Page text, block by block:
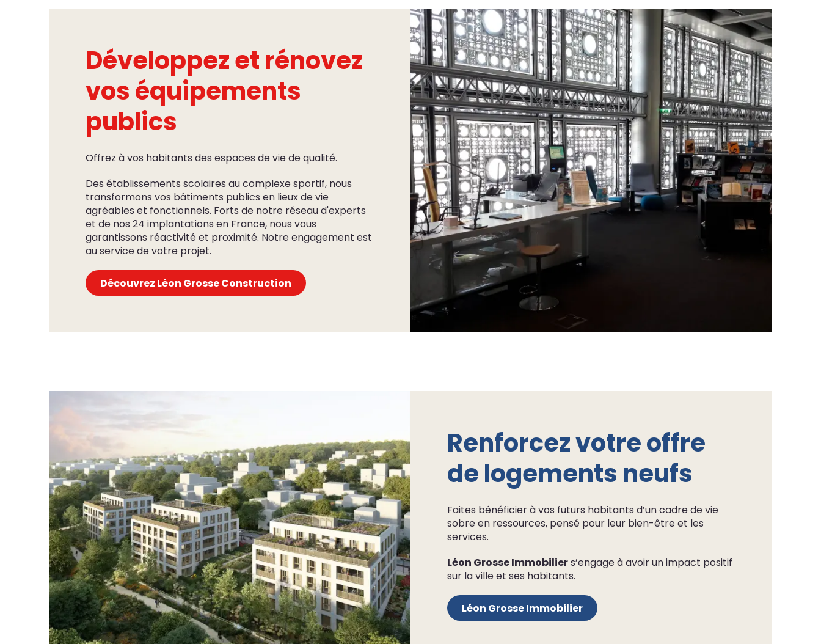
Développez et rénovez
vos équipements
publics
Offrez à vos habitants des espaces de vie de qualité.
Des établissements scolaires au complexe sportif, nous
transformons vos bâtiments publics en lieux de vie
agréables et fonctionnels. Forts de notre réseau d'experts
et de nos 24 implantations en France, nous vous
garantissons réactivité et proximité. Notre engagement est
au service de votre projet.
Découvrez Léon Grosse Construction
Renforcez votre offre
de logements neufs
Faites bénéficier à vos futurs habitants d’un cadre de vie
sobre en ressources, pensé pour leur bien-être et les
services.
Léon Grosse Immobiliers’engage à avoir un impact positif
sur la ville et ses habitants.
Léon Grosse Immobilier